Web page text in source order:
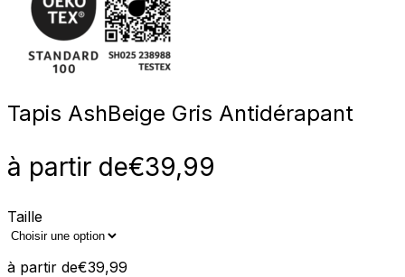
Tapis AshBeige Gris Antidérapant
à partir de€39,99
Taille
à partir de€39,99